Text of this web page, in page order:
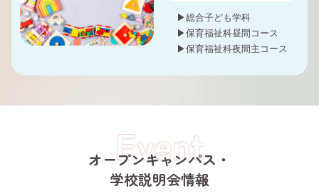
▶総合子ども学科
▶保育福祉科昼間コース
▶保育福祉科夜間主コース
Event
オープンキャンパス・
学校説明会情報